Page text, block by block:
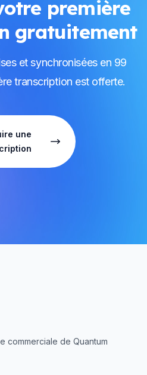
première
gratuitement
et synchronisées en 99
transcription est offerte.
une
commerciale de Quantum